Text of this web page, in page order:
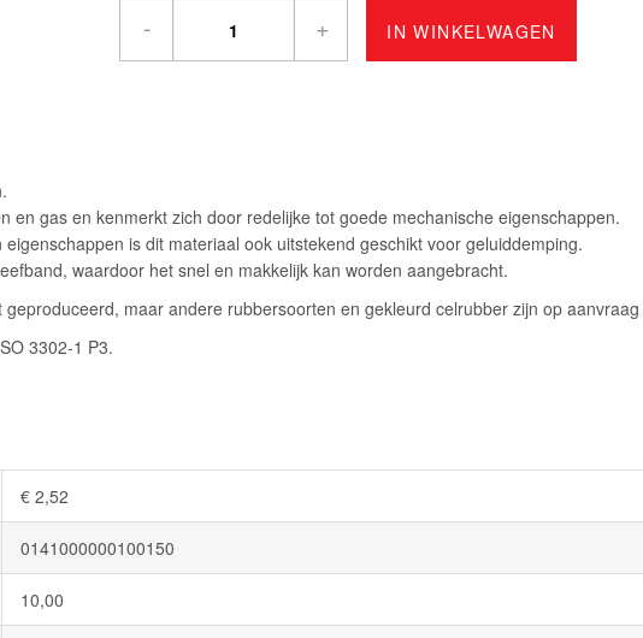
- + IN WINKELWAGEN
en gas en kenmerkt zich door redelijke tot goede mechanische eigenschappen.
is dit materiaal ook uitstekend geschikt voor geluiddemping.
waardoor het snel en makkelijk kan worden aangebracht.
maar andere rubbersoorten en gekleurd celrubber zijn op
3302-1 P3.
€ 2,52
0141000000100150
10,00